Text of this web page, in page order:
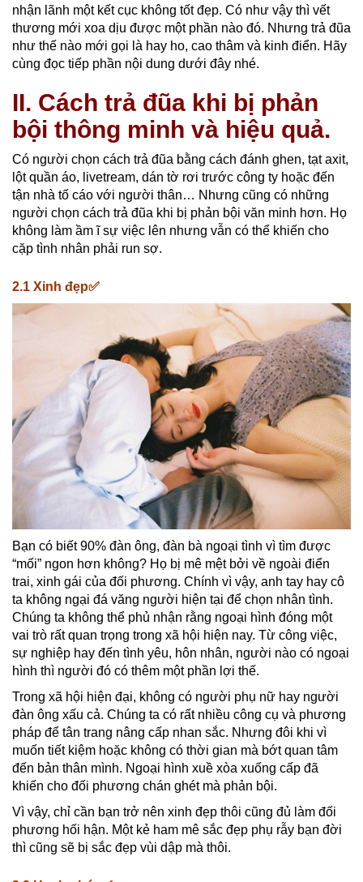
nhận lãnh một kết cục không tốt đẹp. Có như vậy thì vết
thương mới xoa dịu được một phần nào đó. Nhưng trả đũa
như thế nào mới gọi là hay ho, cao thâm và kinh điển. Hãy
cùng đọc tiếp phần nội dung dưới đây nhé.
II. Cách trả đũa khi bị phản
bội thông minh và hiệu quả.
Có người chọn cách trả đũa bằng cách đánh ghen, tạt axit,
lột quần áo, livetream, dán tờ rơi trước công ty hoặc đến
tận nhà tố cáo với người thân… Nhưng cũng có những
người chọn cách trả đũa khi bị phản bội văn minh hơn. Họ
không làm ầm ĩ sự việc lên nhưng vẫn có thể khiến cho
cặp tình nhân phải run sợ.
2.1 Xinh đẹp✅
Bạn có biết 90% đàn ông, đàn bà ngoại tình vì tìm được
“mối” ngon hơn không? Họ bị mê mệt bởi về ngoài điển
trai, xinh gái của đối phương. Chính vì vậy, anh tay hay cô
ta không ngại đá văng người hiện tại để chọn nhân tình.
Chúng ta không thể phủ nhận rằng ngoại hình đóng một
vai trò rất quan trọng trong xã hội hiện nay. Từ công việc,
sự nghiệp hay đến tình yêu, hôn nhân, người nào có ngoại
hình thì người đó có thêm một phần lợi thế.
Trong xã hội hiện đại, không có người phụ nữ hay người
đàn ông xấu cả. Chúng ta có rất nhiều công cụ và phương
pháp để tân trang nâng cấp nhan sắc. Nhưng đôi khi vì
muốn tiết kiệm hoặc không có thời gian mà bớt quan tâm
đến bản thân mình. Ngoại hình xuề xòa xuống cấp đã
khiến cho đối phương chán ghét mà phản bội.
Vì vậy, chỉ cần bạn trở nên xinh đẹp thôi cũng đủ làm đối
phương hối hận. Một kẻ ham mê sắc đẹp phụ rẫy bạn đời
thì cũng sẽ bị sắc đẹp vùi dập mà thôi.